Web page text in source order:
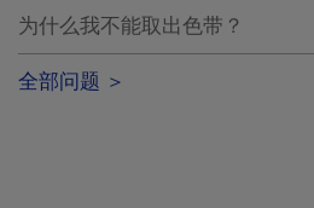
为什么我不能取出色带？
全部问题 ＞